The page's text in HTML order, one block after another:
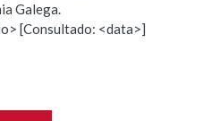
Galega.
[Consultado: <data>]